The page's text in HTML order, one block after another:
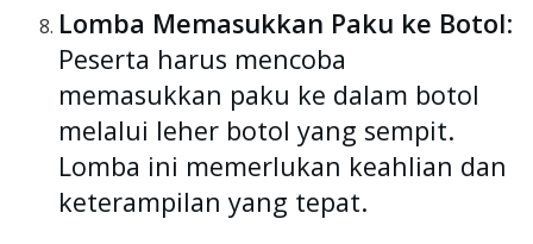
Lomba Memasukkan Paku ke Botol:
Peserta harus mencoba
memasukkan paku ke dalam botol
melalui leher botol yang sempit.
Lomba ini memerlukan keahlian dan
keterampilan yang tepat.